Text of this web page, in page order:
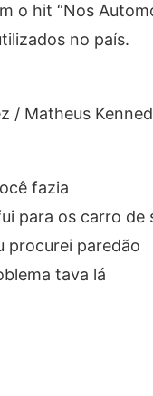
o hit “Nos
no país.
/ Matheus
fazia
para os carro de
procurei paredão
tava lá